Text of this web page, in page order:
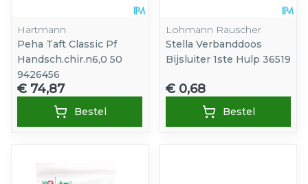
Hartmann
Peha Taft Classic Pf
Handsch.chir.n6,0 50
9426456
€ 74,87
Bestel
Lohmann Rauscher
Stella Verbanddoos
Bijsluiter 1ste Hulp 36519
€ 0,68
Bestel